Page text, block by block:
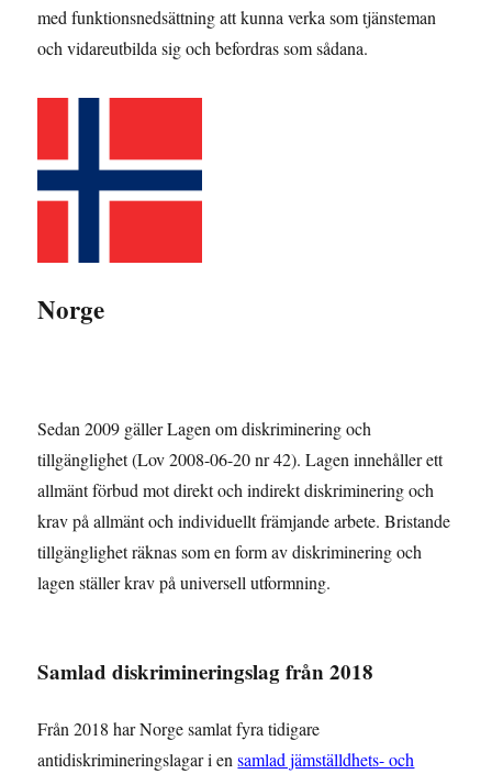
med funktionsnedsättning att kunna verka som tjänsteman
och vidareutbilda sig och befordras som sådana.
Norge
Sedan 2009 gäller Lagen om diskriminering och
tillgänglighet (Lov 2008-06-20 nr 42). Lagen innehåller ett
allmänt förbud mot direkt och indirekt diskriminering och
krav på allmänt och individuellt främjande arbete. Bristande
tillgänglighet räknas som en form av diskriminering och
lagen ställer krav på universell utformning.
Samlad diskrimineringslag från 2018
Från 2018 har Norge samlat fyra tidigare
antidiskrimineringslagar i ensamlad jämställdhets- och